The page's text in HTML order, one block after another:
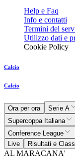
Help e Faq
Info e contatti
Termini del
Utilizzo dati e
Cookie Policy
Calcio
Calcio
Ora per ora Serie A
Supercoppa Italiana
Conference League
Live
Risultati e
AL MARACANA'